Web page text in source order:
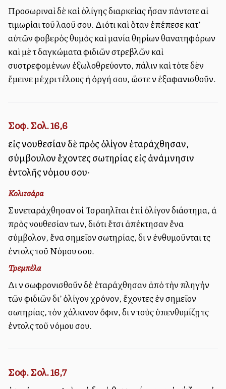
Προσωριναὶ δὲ καὶ ὀλίγης διαρκείας ἦσαν πάντοτε αἱ
τιμωρίαι τοῦ λαοῦ σου. Διότι καὶ ὅταν ἐπέπεσε κατ’
αὐτῶν φοβερὸς θυμὸς καὶ μανία θηρίων θανατηφόρων
καὶ μὲ τὰ δαγκώματα φιδιῶν στρεβλῶν καὶ
συστρεφομένων ἐξωλοθρεύοντο, πάλιν καὶ τότε δὲν
ἔμεινε μέχρι τέλους ἡ ὀργή σου, ὥστε νὰ ἑξαφανισθοῦν.
Σοφ. Σολ. 16,6
εἰς νουθεσίαν δὲ πρὸς ὀλίγον ἐταράχθησαν,
σύμβουλον ἔχοντες σωτηρίας εἰς ἀνάμνησιν
ἐντολῆς νόμου σου·
Κολιτσάρα
Συνεταράχθησαν οἱ Ἰσραηλῖται ἐπὶ ὀλίγον διάστημα, ἀλλὰ
πρὸς νουθεσίαν των, διότι ἔτσι ἀπέκτησαν ἕνα
σύμβολον, ἕνα σημεῖον σωτηρίας, διὰ νὰ ἐνθυμοῦνται τὰς
ἐντολὰς τοῦ Νόμου σου.
Τρεμπέλα
Διὰ νὰ σωφρονισθοῦν δὲ ἐταράχθησαν ἀπὸ τὴν πληγὴν
τῶν φιδιῶν δι’ ὀλίγον χρόνον, ἔχοντες ἐν σημεῖον
σωτηρίας, τὸν χάλκινον ὄφιν, διὰ νὰ τοὺς ὑπενθυμίζῃ τὰς
ἐντολὰς τοῦ νόμου σου.
Σοφ. Σολ. 16,7